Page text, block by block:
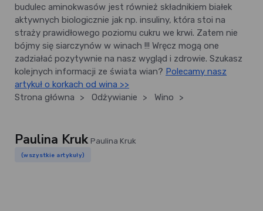
budulec aminokwasów jest również składnikiem białek
aktywnych biologicznie jak np. insuliny, która stoi na
straży prawidłowego poziomu cukru we krwi. Zatem nie
bójmy się siarczynów w winach !!! Wręcz mogą one
zadziałać pozytywnie na nasz wygląd i zdrowie. Szukasz
kolejnych informacji ze świata wian? Polecamy nasz
artykuł o korkach od wina >>
Strona główna
> Odżywianie > Wino >
Paulina Kruk Paulina Kruk
(wszystkie artykuły)